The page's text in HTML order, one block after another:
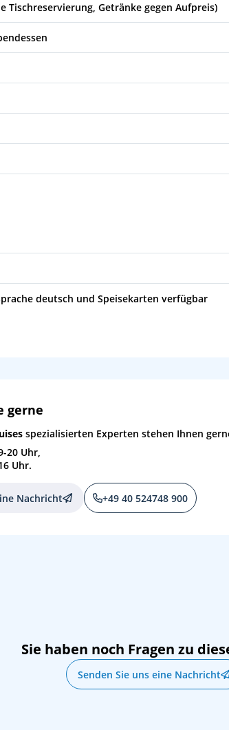
08:00 18:00
08:00 18:00
09:00 22:00
10:00 22:00
08:00 22:00
Tischreservierung, Getränke gegen Aufpreis)
deutsch und Speisekarten verfügbar
gerne
spezialisierten Experten stehen Ihnen
20 Uhr,
Uhr.
Nachricht +49 40 524748 900
Sie haben noch Fragen zu
Senden Sie uns eine Nachricht